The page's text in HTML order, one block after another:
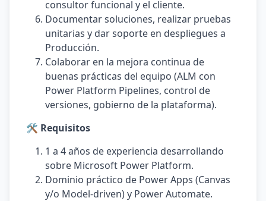
consultor funcional y el cliente.
Documentar soluciones, realizar pruebas
unitarias y dar soporte en despliegues a
Producción.
Colaborar en la mejora continua de
buenas prácticas del equipo (ALM con
Power Platform Pipelines, control de
versiones, gobierno de la plataforma).
🛠️ Requisitos
1 a 4 años de experiencia desarrollando
sobre Microsoft Power Platform.
Dominio práctico de Power Apps (Canvas
y/o Model-driven) y Power Automate.